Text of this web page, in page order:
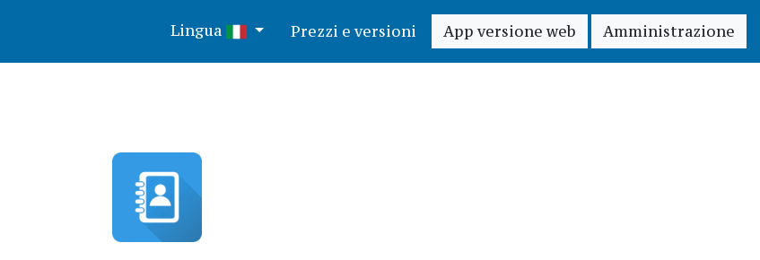
Lingua Prezzi e versioni App versione web Amministrazione